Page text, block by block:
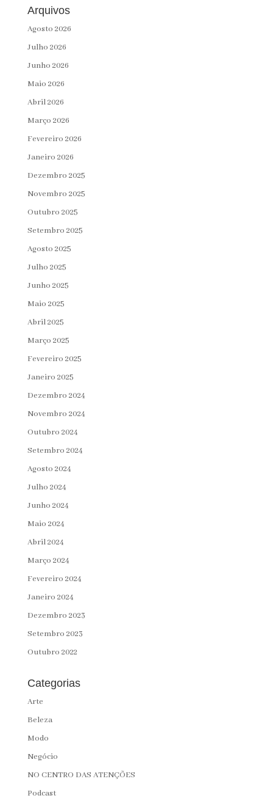
Arquivos
Agosto 2026
Julho 2026
Junho 2026
Maio 2026
Abril 2026
Março 2026
Fevereiro 2026
Janeiro 2026
Dezembro 2025
Novembro 2025
Outubro 2025
Setembro 2025
Agosto 2025
Julho 2025
Junho 2025
Maio 2025
Abril 2025
Março 2025
Fevereiro 2025
Janeiro 2025
Dezembro 2024
Novembro 2024
Outubro 2024
Setembro 2024
Agosto 2024
Julho 2024
Junho 2024
Maio 2024
Abril 2024
Março 2024
Fevereiro 2024
Janeiro 2024
Dezembro 2023
Setembro 2023
Outubro 2022
Categorias
Arte
Beleza
Modo
Negócio
NO CENTRO DAS ATENÇÕES
Podcast